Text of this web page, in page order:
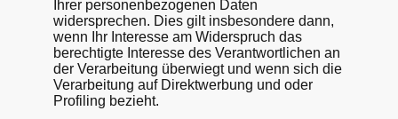
Ihrer personenbezogenen Daten
widersprechen. Dies gilt insbesondere dann,
wenn Ihr Interesse am Widerspruch das
berechtigte Interesse des Verantwortlichen an
der Verarbeitung überwiegt und wenn sich die
Verarbeitung auf Direktwerbung und oder
Profiling bezieht.